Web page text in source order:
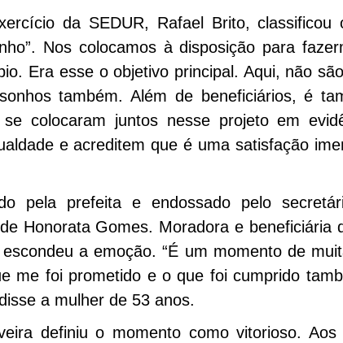
da SEDUR, Rafael Brito,
Nos colocamos à disposição para
Era esse o objetivo principal. Aqui, não
também. Além de beneficiários, é
colocaram juntos nesse projeto em
e acreditem que é uma satisfação
pela prefeita e endossado pelo
Honorata Gomes. Moradora e beneficiária
a emoção. “É um momento de
me foi prometido e o que foi cumprido
a mulher de 53 anos.
definiu o momento como vitorioso.